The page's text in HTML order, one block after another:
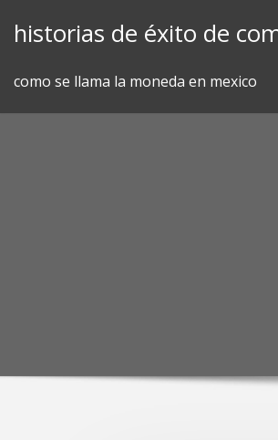
historias de éxito de
como se llama la moneda en mexico